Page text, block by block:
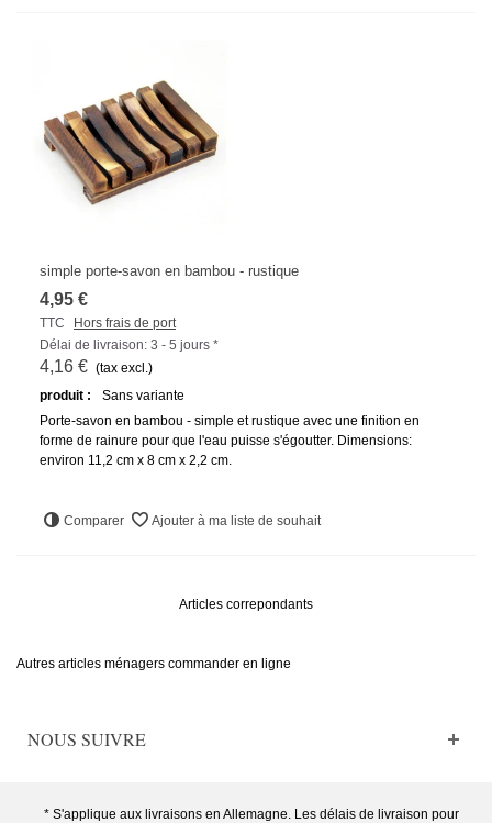
simple porte-savon en bambou - rustique
4,95 €
TTC
Hors frais de port
Délai de livraison: 3 - 5 jours *
4,16 € (tax excl.)
produit :
Sans variante
Porte-savon en bambou - simple et rustique avec une finition en
forme de rainure pour que l'eau puisse s'égoutter. Dimensions:
environ 11,2 cm x 8 cm x 2,2 cm.
Comparer Ajouter à ma liste de souhait
Articles correpondants
Autres articles ménagers commander en ligne
NOUS SUIVRE
* S'applique aux livraisons en Allemagne. Les délais de livraison pour